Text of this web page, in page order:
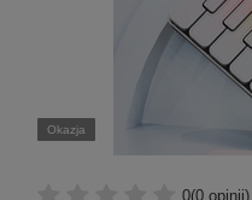
Okazja
0(0 opinii)